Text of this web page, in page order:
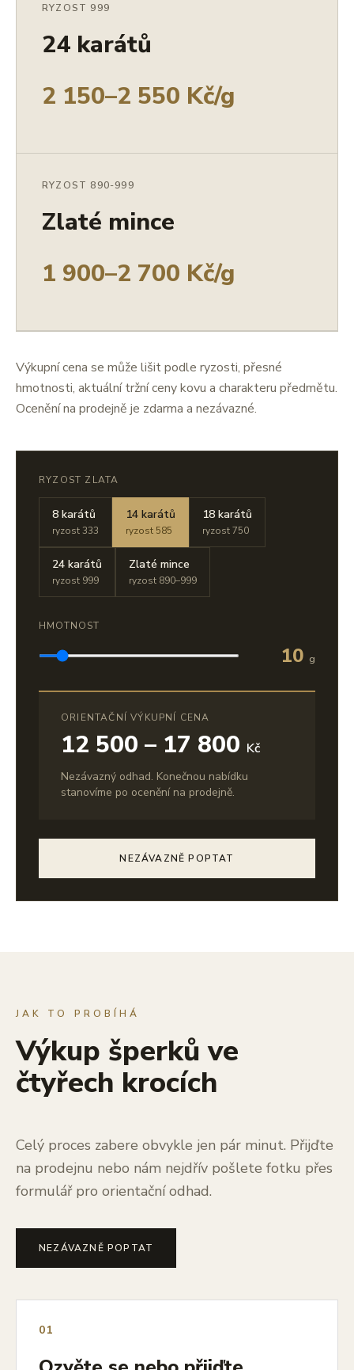
RYZOST 999
24 karátů
2 150–2 550 Kč/g
RYZOST 890-999
Zlaté mince
1 900–2 700 Kč/g
Výkupní cena se může lišit podle ryzosti, přesné
hmotnosti, aktuální tržní ceny kovu a charakteru předmětu.
Ocenění na prodejně je zdarma a nezávazné.
RYZOST ZLATA
8 karátů
ryzost 333
14 karátů
ryzost 585
18 karátů
ryzost 750
24 karátů
ryzost 999
Zlaté mince
ryzost 890–999
HMOTNOST
10 g
ORIENTAČNÍ VÝKUPNÍ CENA
12 500 – 17 800 Kč
Nezávazný odhad. Konečnou nabídku
stanovíme po ocenění na prodejně.
NEZÁVAZNĚ POPTAT
JAK TO PROBÍHÁ
Výkup šperků ve
čtyřech krocích
Celý proces zabere obvykle jen pár minut. Přijďte
na prodejnu nebo nám nejdřív pošlete fotku přes
formulář pro orientační odhad.
NEZÁVAZNĚ POPTAT
01